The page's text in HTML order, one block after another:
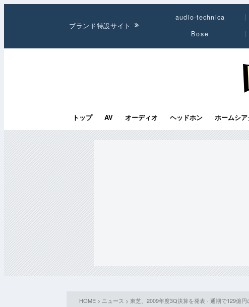
ブランド特設サイト
audio-technica
Bose
トップ AV オーディオ ヘッドホン ホームシ
HOME > ニュース > 東芝、2009年度3Q決算を発表 - 通期で129億円